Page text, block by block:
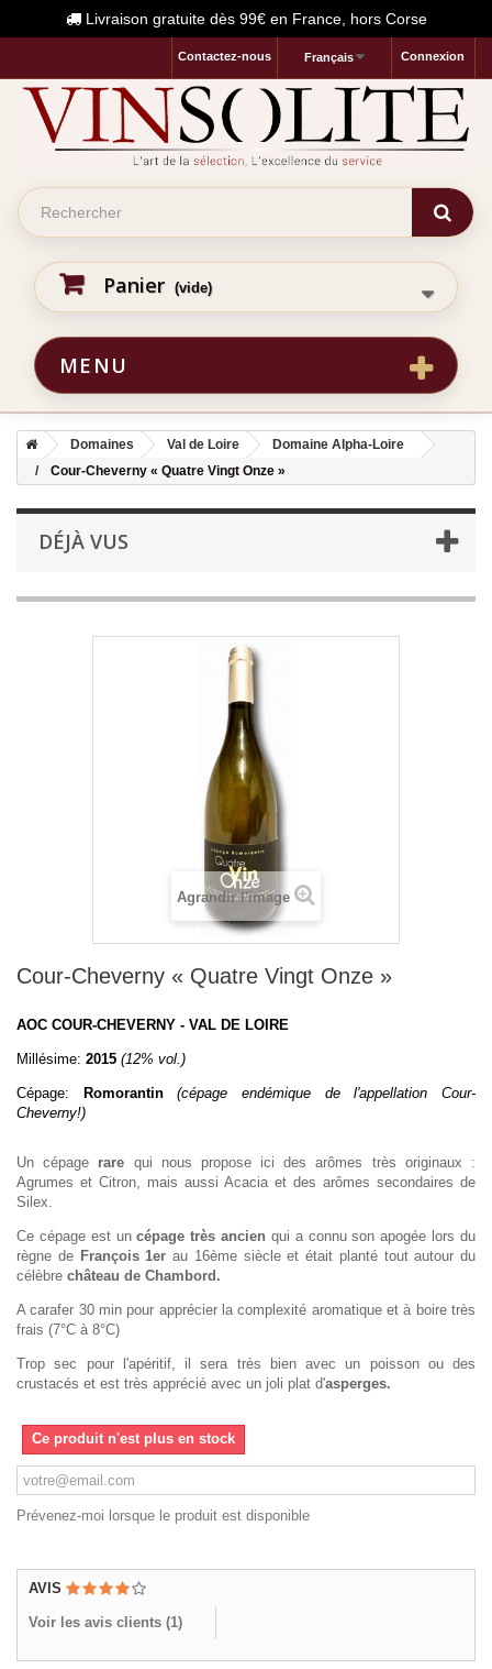
Livraison gratuite dès 99€ en France, hors Corse
Connexion
Français
Contactez-nous
Panier (vide)
MENU
Domaines Val de Loire
Domaine Alpha-Loire
Cour-Cheverny « Quatre Vingt Onze »
DÉJÀ VUS
Agrandir l'image
Cour-Cheverny « Quatre Vingt Onze »
AOC COUR-CHEVERNY - VAL DE LOIRE
Millésime: 2015 (12% vol.)
Cépage: Romorantin
(cépage endémique de l'appellation Cour-
Cheverny!)
Un cépage rare qui nous propose ici des arômes très originaux :
Agrumes et Citron, mais aussi Acacia et des arômes secondaires de
Silex.
Ce cépage est uncépage très ancien qui a connu son apogée lors du
règne de François 1er au 16ème siècle et était planté tout autour du
célèbre château de Chambord.
A carafer 30 min pour apprécier la complexité aromatique et à boire très
frais (7°C à 8°C)
Trop sec pour l'apéritif, il sera très bien avec un poisson ou des
crustacés et est très apprécié avec un joli plat d'asperges.
Ce produit n'est plus en stock
Prévenez-moi lorsque le produit est disponible
AVIS
Voir les avis clients (1)